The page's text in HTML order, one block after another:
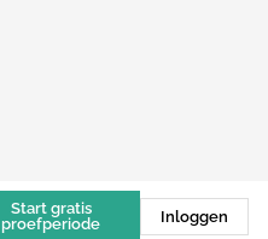
Start gratis
proefperiode
Inloggen